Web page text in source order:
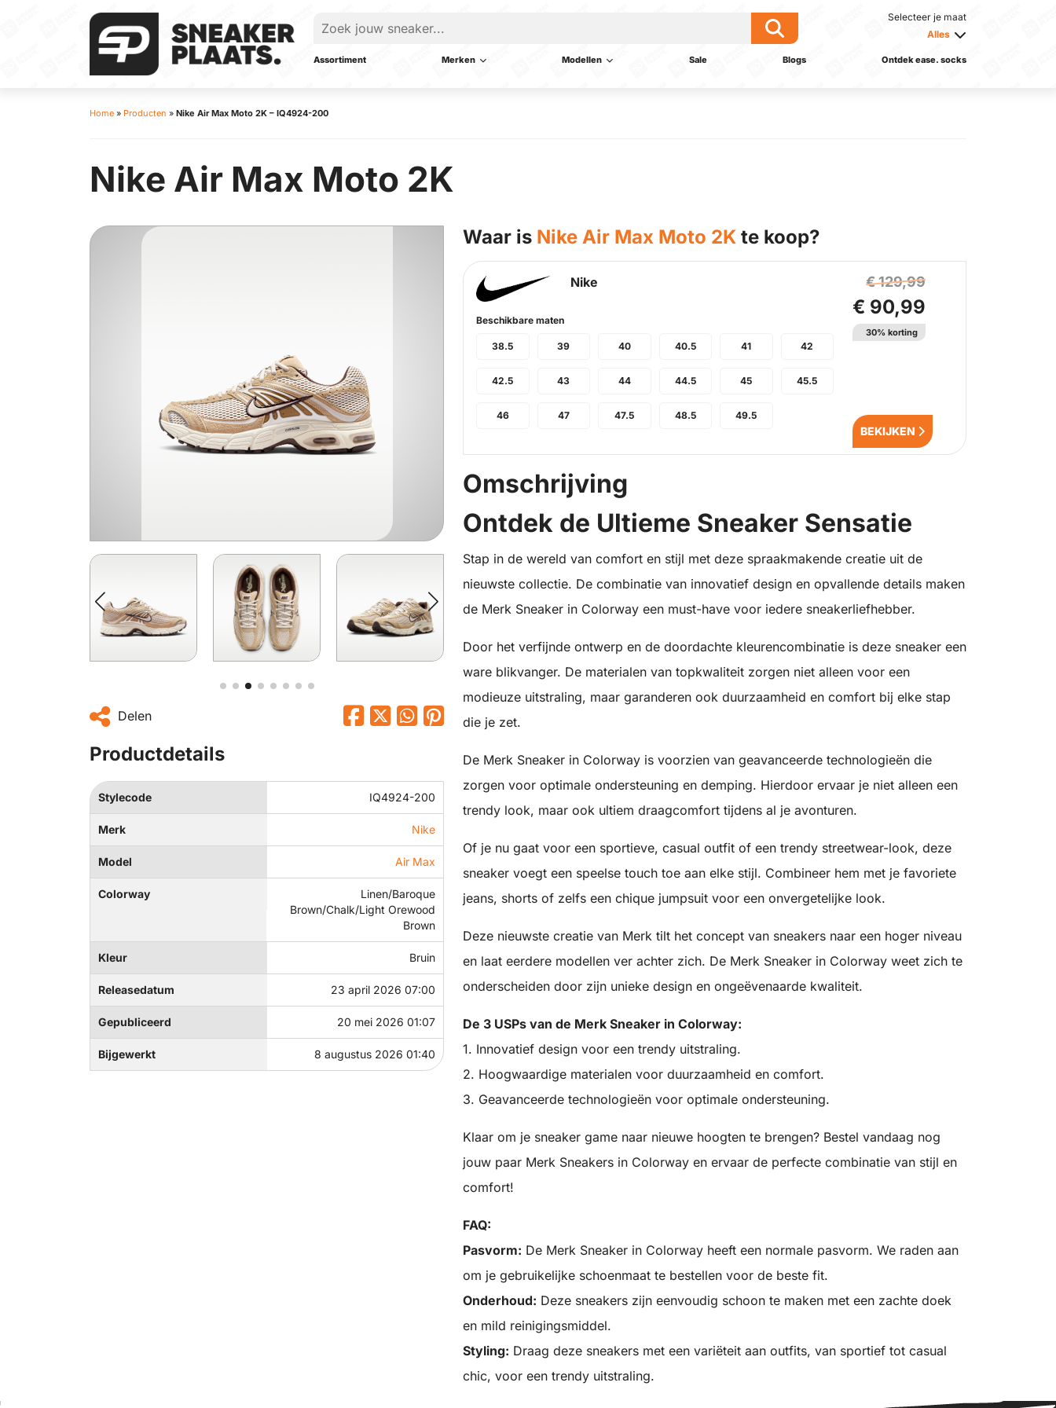
Selecteer je maat
Alles
Assortiment Merken Modellen Sale Blogs Ontdek ease. socks
Home » Producten » Nike Air Max Moto 2K – IQ4924-200
Nike Air Max Moto 2K
Delen
Productdetails
Stylecode IQ4924-200
Merk Nike
Model Air Max
Colorway
Linen/Baroque
Brown/Chalk/Light Orewood
Brown
Kleur Bruin
Releasedatum 23 april 2026 07:00
Gepubliceerd 20 mei 2026 01:07
Bijgewerkt 8 augustus 2026 01:40
Waar is Nike Air Max Moto 2K te koop?
Nike
Beschikbare maten
38.5 39 40 40.5 41 42
42.5 43 44 44.5 45 45.5
46 47 47.5 48.5 49.5
€ 129,99
€ 90,99
30% korting
BEKIJKEN
Omschrijving
Ontdek de Ultieme Sneaker Sensatie
Stap in de wereld van comfort en stijl met deze spraakmakende creatie uit de
nieuwste collectie. De combinatie van innovatief design en opvallende details maken
de Merk Sneaker in Colorway een must-have voor iedere sneakerliefhebber.
Door het verfijnde ontwerp en de doordachte kleurencombinatie is deze sneaker een
ware blikvanger. De materialen van topkwaliteit zorgen niet alleen voor een
modieuze uitstraling, maar garanderen ook duurzaamheid en comfort bij elke stap
die je zet.
De Merk Sneaker in Colorway is voorzien van geavanceerde technologieën die
zorgen voor optimale ondersteuning en demping. Hierdoor ervaar je niet alleen een
trendy look, maar ook ultiem draagcomfort tijdens al je avonturen.
Of je nu gaat voor een sportieve, casual outfit of een trendy streetwear-look, deze
sneaker voegt een speelse touch toe aan elke stijl. Combineer hem met je favoriete
jeans, shorts of zelfs een chique jumpsuit voor een onvergetelijke look.
Deze nieuwste creatie van Merk tilt het concept van sneakers naar een hoger niveau
en laat eerdere modellen ver achter zich. De Merk Sneaker in Colorway weet zich te
onderscheiden door zijn unieke design en ongeëvenaarde kwaliteit.
De 3 USPs van de Merk Sneaker in Colorway:
1. Innovatief design voor een trendy uitstraling.
2. Hoogwaardige materialen voor duurzaamheid en comfort.
3. Geavanceerde technologieën voor optimale ondersteuning.
Klaar om je sneaker game naar nieuwe hoogten te brengen? Bestel vandaag nog
jouw paar Merk Sneakers in Colorway en ervaar de perfecte combinatie van stijl en
comfort!
FAQ:
Pasvorm: De Merk Sneaker in Colorway heeft een normale pasvorm. We raden aan
om je gebruikelijke schoenmaat te bestellen voor de beste fit.
Onderhoud: Deze sneakers zijn eenvoudig schoon te maken met een zachte doek
en mild reinigingsmiddel.
Styling: Draag deze sneakers met een variëteit aan outfits, van sportief tot casual
chic, voor een trendy uitstraling.